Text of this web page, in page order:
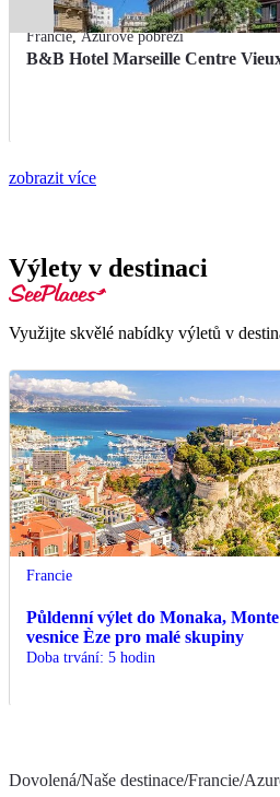
Francie,Azurové pobřeží
B&B Hotel Marseille Centre
zobrazit více
Výlety v destinaci
Využijte skvělé nabídky výletů v
Francie
Půldenní výlet do Monaka,
vesnice Èze pro malé skupiny
Doba trvání: 5 hodin
Dovolená/Naše destinace/Francie/